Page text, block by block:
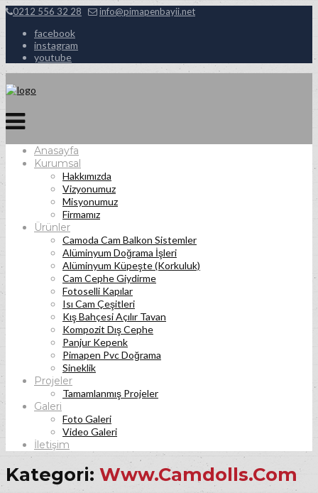
0212 556 32 28 info@pimapenbayii.net
facebook
instagram
youtube
Anasayfa
Kurumsal
Hakkımızda
Vizyonumuz
Misyonumuz
Firmamız
Ürünler
Camoda Cam Balkon Sistemler
Alüminyum Doğrama İşleri
Alüminyum Küpeşte (Korkuluk)
Cam Cephe Giydirme
Fotoselli Kapılar
Isı Cam Çeşitleri
Kış Bahçesi Açılır Tavan
Kompozit Dış Cephe
Panjur Kepenk
Pimapen Pvc Doğrama
Sineklik
Projeler
Tamamlanmış Projeler
Galeri
Foto Galeri
Video Galeri
İletişim
Kategori: Www.Camdolls.Com